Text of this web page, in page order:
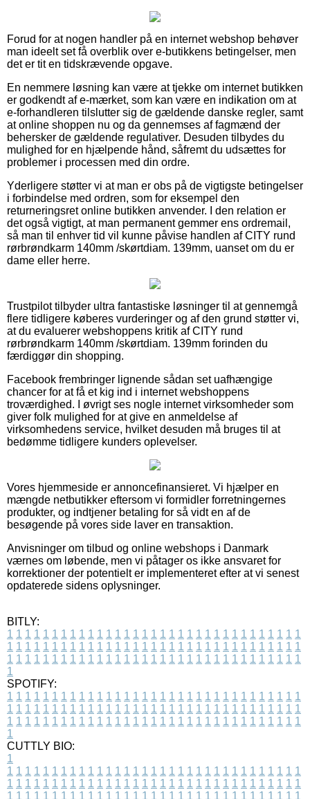
Forud for at nogen handler på en internet webshop behøver
man ideelt set få overblik over e-butikkens betingelser, men
det er tit en tidskrævende opgave.
En nemmere løsning kan være at tjekke om internet butikken
er godkendt af e-mærket, som kan være en indikation om at
e-forhandleren tilslutter sig de gældende danske regler, samt
at online shoppen nu og da gennemses af fagmænd der
behersker de gældende regulativer. Desuden tilbydes du
mulighed for en hjælpende hånd, såfremt du udsættes for
problemer i processen med din ordre.
Yderligere støtter vi at man er obs på de vigtigste betingelser
i forbindelse med ordren, som for eksempel den
returneringsret online butikken anvender. I den relation er
det også vigtigt, at man permanent gemmer ens ordremail,
så man til enhver tid vil kunne påvise handlen af CITY rund
rørbrøndkarm 140mm /skørtdiam. 139mm, uanset om du er
dame eller herre.
Trustpilot tilbyder ultra fantastiske løsninger til at gennemgå
flere tidligere køberes vurderinger og af den grund støtter vi,
at du evaluerer webshoppens kritik af CITY rund
rørbrøndkarm 140mm /skørtdiam. 139mm forinden du
færdiggør din shopping.
Facebook frembringer lignende sådan set uafhængige
chancer for at få et kig ind i internet webshoppens
troværdighed. I øvrigt ses nogle internet virksomheder som
giver folk mulighed for at give en anmeldelse af
virksomhedens service, hvilket desuden må bruges til at
bedømme tidligere kunders oplevelser.
Vores hjemmeside er annoncefinansieret. Vi hjælper en
mængde netbutikker eftersom vi formidler forretningernes
produkter, og indtjener betaling for så vidt en af de
besøgende på vores side laver en transaktion.
Anvisninger om tilbud og online webshops i Danmark
værnes om løbende, men vi påtager os ikke ansvaret for
korrektioner der potentielt er implementeret efter at vi senest
opdaterede sidens oplysninger.
BITLY:
1 1 1 1 1 1 1 1 1 1 1 1 1 1 1 1 1 1 1 1 1 1 1 1 1 1 1 1 1 1 1 1 1
1 1 1 1 1 1 1 1 1 1 1 1 1 1 1 1 1 1 1 1 1 1 1 1 1 1 1 1 1 1 1 1 1
1 1 1 1 1 1 1 1 1 1 1 1 1 1 1 1 1 1 1 1 1 1 1 1 1 1 1 1 1 1 1 1 1
1
SPOTIFY:
1 1 1 1 1 1 1 1 1 1 1 1 1 1 1 1 1 1 1 1 1 1 1 1 1 1 1 1 1 1 1 1 1
1 1 1 1 1 1 1 1 1 1 1 1 1 1 1 1 1 1 1 1 1 1 1 1 1 1 1 1 1 1 1 1 1
1 1 1 1 1 1 1 1 1 1 1 1 1 1 1 1 1 1 1 1 1 1 1 1 1 1 1 1 1 1 1 1 1
1
CUTTLY BIO:
1
1 1 1 1 1 1 1 1 1 1 1 1 1 1 1 1 1 1 1 1 1 1 1 1 1 1 1 1 1 1 1 1 1
1 1 1 1 1 1 1 1 1 1 1 1 1 1 1 1 1 1 1 1 1 1 1 1 1 1 1 1 1 1 1 1 1
1 1 1 1 1 1 1 1 1 1 1 1 1 1 1 1 1 1 1 1 1 1 1 1 1 1 1 1 1 1 1 1 1